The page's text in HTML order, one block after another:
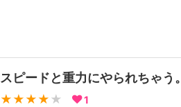
スピードと重力にやられちゃう。
★★★★ ★ 1